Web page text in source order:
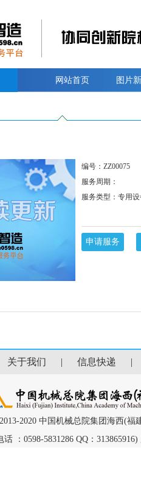
网站首页 图片
编号：ZZ00075
服务周期：
服务类型：专用
申请服务
关于我们 | 信息快递
2020 中国机械总院集团海西(
：0598-5831286 QQ：